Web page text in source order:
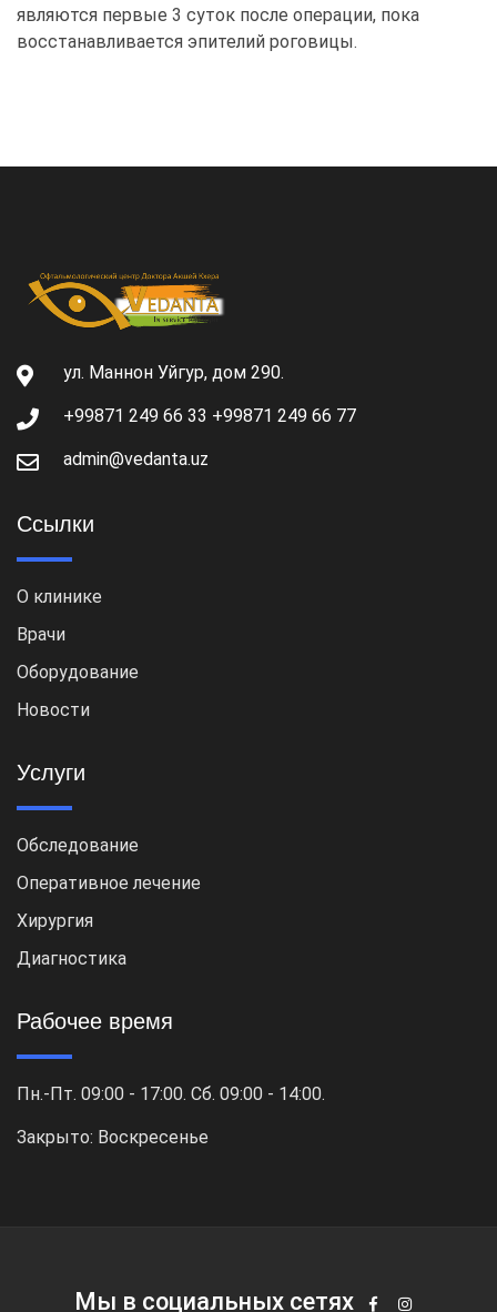
являются первые 3 суток после операции, пока
восстанавливается эпителий роговицы.
ул. Маннон Уйгур, дом 290.
+99871 249 66 33 +99871 249 66 77
admin@vedanta.uz
Ссылки
О клинике
Врачи
Оборудование
Новости
Услуги
Обследование
Оперативное лечение
Хирургия
Диагностика
Рабочее время
Пн.-Пт. 09:00 - 17:00. Сб. 09:00 - 14:00.
Закрыто: Воскресенье
Мы в социальных сетях